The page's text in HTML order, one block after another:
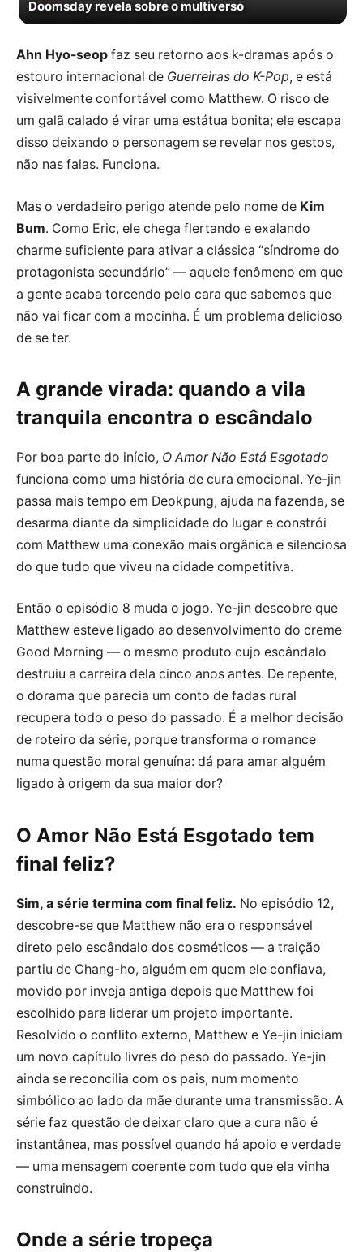
Doomsday revela sobre o multiverso
Ahn Hyo-seop faz seu retorno aos k-dramas após o
estouro internacional de Guerreiras do K-Pop, e está
visivelmente confortável como Matthew. O risco de
um galã calado é virar uma estátua bonita; ele escapa
disso deixando o personagem se revelar nos gestos,
não nas falas. Funciona.
Mas o verdadeiro perigo atende pelo nome de Kim
Bum. Como Eric, ele chega flertando e exalando
charme suficiente para ativar a clássica “síndrome do
protagonista secundário” — aquele fenômeno em que
a gente acaba torcendo pelo cara que sabemos que
não vai ficar com a mocinha. É um problema delicioso
de se ter.
A grande virada: quando a vila
tranquila encontra o escândalo
Por boa parte do início, O Amor Não Está Esgotado
funciona como uma história de cura emocional. Ye-jin
passa mais tempo em Deokpung, ajuda na fazenda, se
desarma diante da simplicidade do lugar e constrói
com Matthew uma conexão mais orgânica e silenciosa
do que tudo que viveu na cidade competitiva.
Então o episódio 8 muda o jogo. Ye-jin descobre que
Matthew esteve ligado ao desenvolvimento do creme
Good Morning — o mesmo produto cujo escândalo
destruiu a carreira dela cinco anos antes. De repente,
o dorama que parecia um conto de fadas rural
recupera todo o peso do passado. É a melhor decisão
de roteiro da série, porque transforma o romance
numa questão moral genuína: dá para amar alguém
ligado à origem da sua maior dor?
O Amor Não Está Esgotado tem
final feliz?
Sim, a série termina com final feliz. No episódio 12,
descobre-se que Matthew não era o responsável
direto pelo escândalo dos cosméticos — a traição
partiu de Chang-ho, alguém em quem ele confiava,
movido por inveja antiga depois que Matthew foi
escolhido para liderar um projeto importante.
Resolvido o conflito externo, Matthew e Ye-jin iniciam
um novo capítulo livres do peso do passado. Ye-jin
ainda se reconcilia com os pais, num momento
simbólico ao lado da mãe durante uma transmissão. A
série faz questão de deixar claro que a cura não é
instantânea, mas possível quando há apoio e verdade
— uma mensagem coerente com tudo que ela vinha
construindo.
Onde a série tropeça